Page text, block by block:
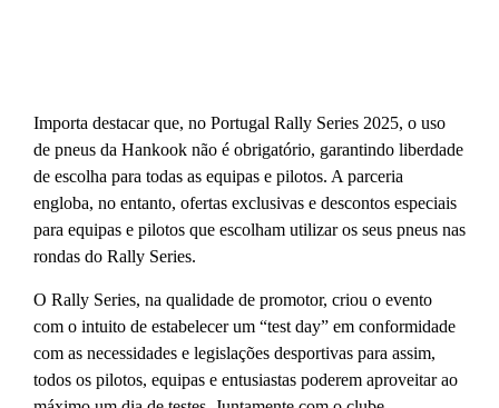
Importa destacar que, no Portugal Rally Series 2025, o uso
de pneus da Hankook não é obrigatório, garantindo liberdade
de escolha para todas as equipas e pilotos. A parceria
engloba, no entanto, ofertas exclusivas e descontos especiais
para equipas e pilotos que escolham utilizar os seus pneus nas
rondas do Rally Series.
O Rally Series, na qualidade de promotor, criou o evento
com o intuito de estabelecer um “test day” em conformidade
com as necessidades e legislações desportivas para assim,
todos os pilotos, equipas e entusiastas poderem aproveitar ao